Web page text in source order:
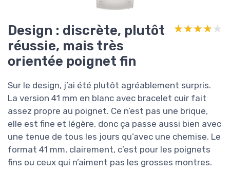
Design : discrète, plutôt
réussie, mais très
orientée poignet fin
★★★★★
★★★★★
Sur le design, j’ai été plutôt agréablement surpris.
La version 41 mm en blanc avec bracelet cuir fait
assez propre au poignet. Ce n’est pas une brique,
elle est fine et légère, donc ça passe aussi bien avec
une tenue de tous les jours qu’avec une chemise. Le
format 41 mm, clairement, c’est pour les poignets
fins ou ceux qui n’aiment pas les grosses montres.